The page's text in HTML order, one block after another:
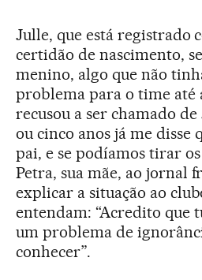
Julle, que está registrado
certidão de nascimento,
menino, algo que não
problema para o time até
recusou a ser chamado
ou cinco anos já me disse
pai, e se podíamos tirar os
Petra, sua mãe, ao jornal
explicar a situação ao
entendam: “Acredito que
um problema de
conhecer”.